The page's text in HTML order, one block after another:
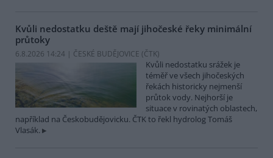
Kvůli nedostatku deště mají jihočeské řeky minimální
průtoky
6.8.2026 14:24 | ČESKÉ BUDĚJOVICE (ČTK)
Kvůli nedostatku srážek je
téměř ve všech jihočeských
řekách historicky nejmenší
průtok vody. Nejhorší je
situace v rovinatých oblastech,
například na Českobudějovicku. ČTK to řekl hydrolog Tomáš
Vlasák.